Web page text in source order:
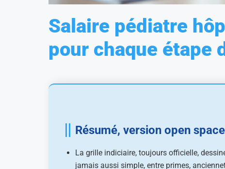
Salaire pédiatre
pour chaque étape
Résumé, version open
La grille indiciaire, toujours officielle,
jamais aussi simple, entre primes,